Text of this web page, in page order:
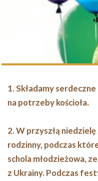
1. Składamy
na potrzeby kościoła.
2. W przyszłą
rodzinny, podczas
schola młodzieżowa,
z Ukrainy. Podczas